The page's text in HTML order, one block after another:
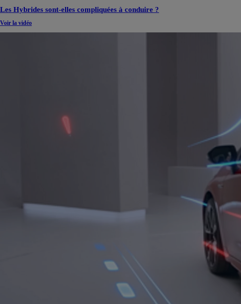
HYBRIDE OU HYBRIDE RECHARGEABLE
Les Hybrides sont-elles compliquées à conduire ?
Voir la vidéo